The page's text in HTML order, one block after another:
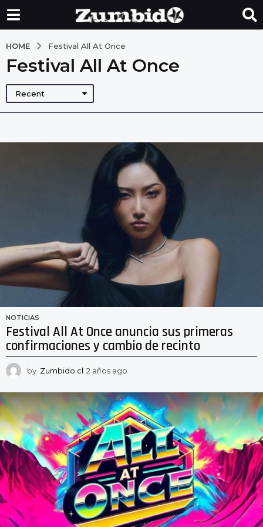
HOME Festival All At Once
Festival All At Once
Recent
NOTICIAS
Festival All At Once anuncia sus primeras
confirmaciones y cambio de recinto
by Zumbido.cl 2 años ago
ñ
o
s
a
g
o